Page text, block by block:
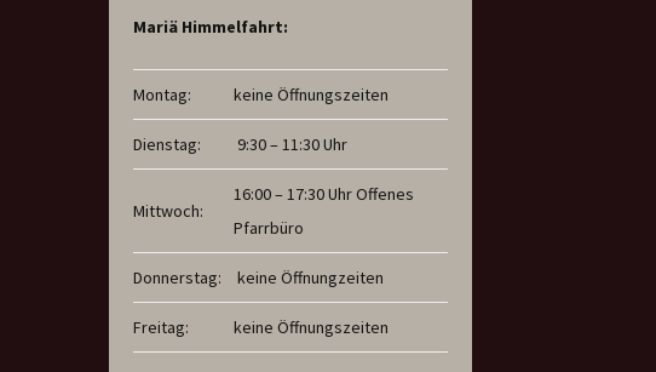
Mariä Himmelfahrt:
Montag: keine Öffnungszeiten
Dienstag: 9:30 – 11:30 Uhr
Mittwoch:
16:00 – 17:30 Uhr Offenes
Pfarrbüro
Donnerstag: keine Öffnungzeiten
Freitag: keine Öffnungszeiten